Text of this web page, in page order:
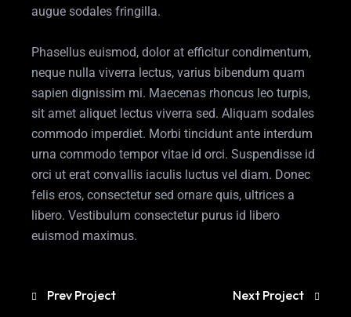
augue sodales fringilla.
Phasellus euismod, dolor at efficitur condimentum,
neque nulla viverra lectus, varius bibendum quam
sapien dignissim mi. Maecenas rhoncus leo turpis,
sit amet aliquet lectus viverra sed. Aliquam sodales
commodo imperdiet. Morbi tincidunt ante interdum
urna commodo tempor vitae id orci. Suspendisse id
orci ut erat convallis iaculis luctus vel diam. Donec
felis eros, consectetur sed ornare quis, ultrices a
libero. Vestibulum consectetur purus id libero
euismod maximus.
Prev Project Next Project